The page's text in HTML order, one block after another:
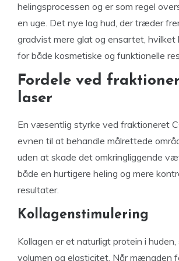
helingsprocessen og er som regel
en uge. Det nye lag hud, der træder
gradvist mere glat og ensartet, hvilket
for både kosmetiske og funktionelle
Fordele ved
laser
En væsentlig styrke ved fraktioneret
evnen til at behandle målrettede
uden at skade det omkringliggende
både en hurtigere heling og mere
resultater.
Kollagenstimulering
Kollagen er et naturligt protein i
volumen og elasticitet. Når mængden